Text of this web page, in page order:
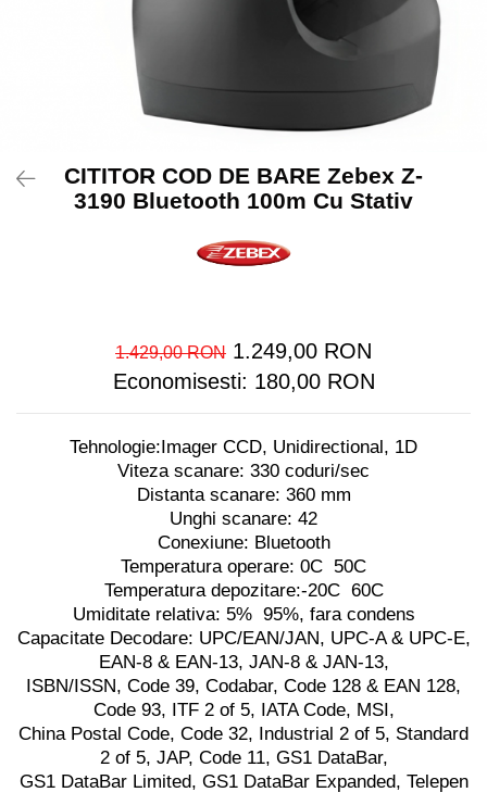
Imprimante Fiscale
Drivere case de marcat
Gestiune Numerar
Cantare
Cantare comerciale
Cantare comerciale cu eticheta
Terminale KIOSK
CITITOR COD DE BARE Zebex Z-
3190 Bluetooth 100m Cu Stativ
1.429,00 RON 1.249,00 RON
Economisesti: 180,00 RON
Tehnologie:Imager CCD, Unidirectional, 1D
Viteza scanare: 330 coduri/sec
Distanta scanare: 360 mm
Unghi scanare: 42
Conexiune: Bluetooth
Temperatura operare: 0C 50C
Temperatura depozitare:-20C 60C
Umiditate relativa: 5% 95%, fara condens
Capacitate Decodare: UPC/EAN/JAN, UPC-A & UPC-E,
EAN-8 & EAN-13, JAN-8 & JAN-13,
ISBN/ISSN, Code 39, Codabar, Code 128 & EAN 128,
Code 93, ITF 2 of 5, IATA Code, MSI,
China Postal Code, Code 32, Industrial 2 of 5, Standard
2 of 5, JAP, Code 11, GS1 DataBar,
GS1 DataBar Limited, GS1 DataBar Expanded, Telepen